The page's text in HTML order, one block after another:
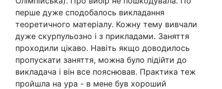
перше дуже сподобалось викладання
теоретичного матеріалу. Кожну тему вивчали
дуже скурпульозно і з прикладами. Заняття
проходили цікаво. Навіть якщо доводилось
пропускати заняття, можна було підійти до
викладача і він все пояснював. Практика теж
пройшла на ура - в мене був хороший